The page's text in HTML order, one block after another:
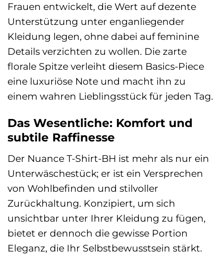
Frauen entwickelt, die Wert auf dezente
Unterstützung unter enganliegender
Kleidung legen, ohne dabei auf feminine
Details verzichten zu wollen. Die zarte
florale Spitze verleiht diesem Basics-Piece
eine luxuriöse Note und macht ihn zu
einem wahren Lieblingsstück für jeden Tag.
Das Wesentliche: Komfort und
subtile Raffinesse
Der Nuance T-Shirt-BH ist mehr als nur ein
Unterwäschestück; er ist ein Versprechen
von Wohlbefinden und stilvoller
Zurückhaltung. Konzipiert, um sich
unsichtbar unter Ihrer Kleidung zu fügen,
bietet er dennoch die gewisse Portion
Eleganz, die Ihr Selbstbewusstsein stärkt.